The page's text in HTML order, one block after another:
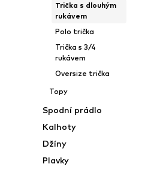
Trička s dlouhým
rukávem
Polo trička
Trička s 3/4
rukávem
Oversize trička
Topy
Spodní prádlo
Kalhoty
Džíny
Plavky